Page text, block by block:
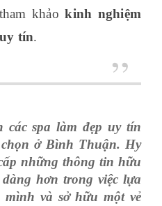
khảokinh nghiệm
tín.
các spa làm đẹp uy tín
ở Bình Thuận. Hy
những thông tin hữu
hơn trong việc lựa
mình và sở hữu một vẻ